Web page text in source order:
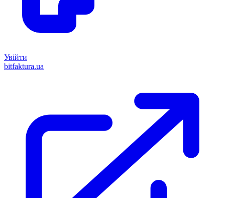
Увійти
bitfaktura.ua